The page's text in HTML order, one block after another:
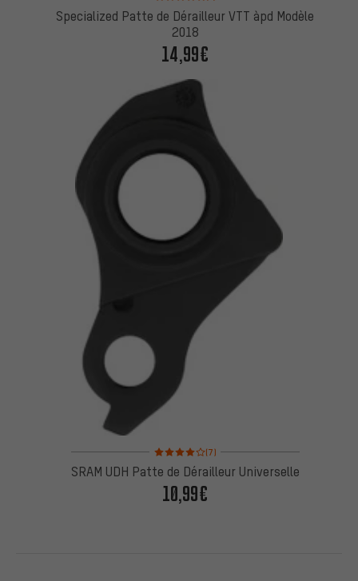
Specialized Patte de Dérailleur VTT àpd Modèle
2018
14,99€
Note moyenne : 4 sur 5 d'après 7 avis
(7)
SRAM UDH Patte de Dérailleur Universelle
10,99€